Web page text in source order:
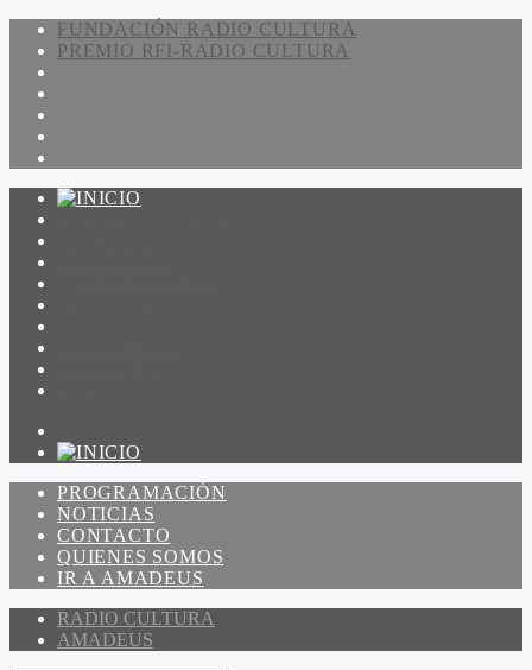
FUNDACIÓN RADIO CULTURA
PREMIO RFI-RADIO CULTURA
PROGRAMACIÓN
NOTICIAS
CONTACTO
QUIENES SOMOS
IR A AMADEUS
RADIO CULTURA
AMADEUS